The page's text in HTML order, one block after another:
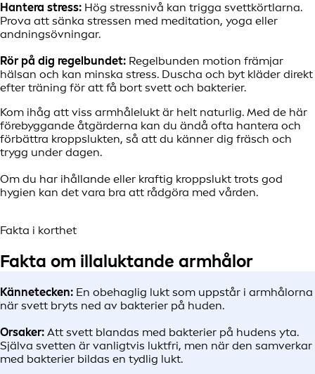
Hantera stress: Hög stressnivå kan trigga svettkörtlarna.
Prova att sänka stressen med meditation, yoga eller
andningsövningar.
Rör på dig regelbundet: Regelbunden motion främjar
hälsan och kan minska stress. Duscha och byt kläder direkt
efter träning för att få bort svett och bakterier.
Kom ihåg att viss armhålelukt är helt naturlig. Med de här
förebyggande åtgärderna kan du ändå ofta hantera och
förbättra kroppslukten, så att du känner dig fräsch och
trygg under dagen.
Om du har ihållande eller kraftig kroppslukt trots god
hygien kan det vara bra att rådgöra med vården.
Fakta i korthet
Fakta om illaluktande armhålor
Kännetecken: En obehaglig lukt som uppstår i armhålorna
när svett bryts ned av bakterier på huden.
Orsaker: Att svett blandas med bakterier på hudens yta.
Själva svetten är vanligtvis luktfri, men när den samverkar
med bakterier bildas en tydlig lukt.